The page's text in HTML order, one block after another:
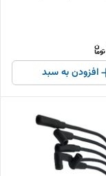
افزودن به سبد